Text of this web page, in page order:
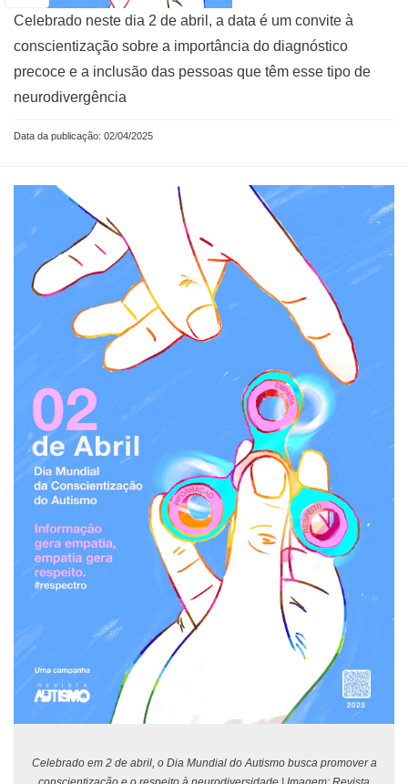
Celebrado neste dia 2 de abril, a data é um convite à
conscientização sobre a importância do diagnóstico
precoce e a inclusão das pessoas que têm esse tipo de
neurodivergência
Data da publicação: 02/04/2025
Celebrado em 2 de abril, o Dia Mundial do Autismo busca promover a